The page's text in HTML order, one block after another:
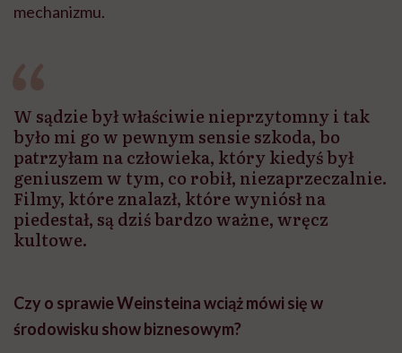
mechanizmu.
W sądzie był właściwie nieprzytomny i tak
było mi go w pewnym sensie szkoda, bo
patrzyłam na człowieka, który kiedyś był
geniuszem w tym, co robił, niezaprzeczalnie.
Filmy, które znalazł, które wyniósł na
piedestał, są dziś bardzo ważne, wręcz
kultowe.
Czy o sprawie Weinsteina wciąż mówi się w
środowisku show biznesowym?